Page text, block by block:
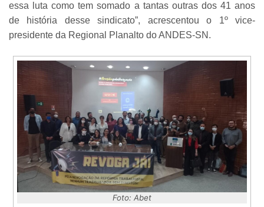
essa luta como tem somado a tantas outras dos 41 anos
de história desse sindicato”, acrescentou o 1º vice-
presidente da Regional Planalto do ANDES-SN.
Foto: Abet